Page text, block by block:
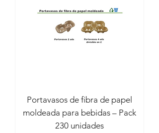
Portavasos de fibra de papel
moldeada para bebidas – Pack
230 unidades